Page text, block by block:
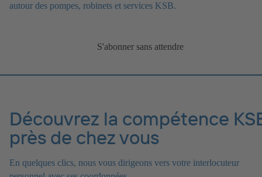
autour des pompes, robinets et services KSB.
S'abonner sans attendre
Découvrez la compétence
près de chez vous
En quelques clics, nous vous dirigeons vers votre interlocuteur